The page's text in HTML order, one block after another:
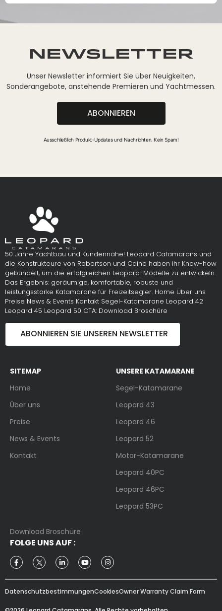
Newsletter
Unser Newsletter informiert Sie über Neuigkeiten,
Sonderangebote, anstehende Premieren und Yachtmessen.
ABONNIEREN
Ausschließlich Produkt-Updates und Nachrichten. Kein Spam!
50 Jahre Yachtbau und Kundennähe! Leopard Catamarans und
die Konstrukteure von Robertson und Caine haben ihr Know-how
gebündelt, um die erfolgreichen Leopard-Modelle zu entwickeln.
Das Ergebnis: geräumige, komfortable, robuste und
leistungsstarke Katamarane für Freizeitsegler. Home Über uns
Preise News & Events Kontakt Segel-Katamarane Leopard 42
Leopard 45 Leopard 50 CTA: Download Broschüre
ABONNIEREN SIE UNSEREN NEWSLETTER
SITEMAP
Home
Über uns
Preise
News & Events
Kontakt
UNSERE KATAMARANE
Segel-Katamarane
Leopard 43
Leopard 46
Leopard 52
Motor-Katamarane
Leopard 40PC
Leopard 46PC
Leopard 53PC
Download Broschüre
FOLGE UNS AUF :
DatenschutzbestimmungenCookiesOwner Warranty Claim Form